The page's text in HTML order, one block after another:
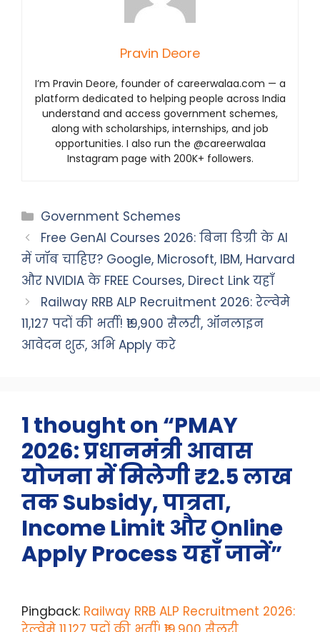
Pravin Deore
I’m Pravin Deore, founder of careerwalaa.com — a
platform dedicated to helping people across India
understand and access government schemes,
along with scholarships, internships, and job
opportunities. I also run the @careerwalaa
Instagram page with 200K+ followers.
Categories
Government Schemes
Free GenAI Courses 2026: बिना डिग्री के AI
में जॉब चाहिए? Google, Microsoft, IBM, Harvard
और NVIDIA के FREE Courses, Direct Link यहाँ
Railway RRB ALP Recruitment 2026: रेल्वेमे
11,127 पदों की भर्ती! ₹19,900 सैलरी, ऑनलाइन
आवेदन शुरू, अभि Apply करे
1 thought on “PMAY
2026: प्रधानमंत्री आवास
योजना में मिलेगी ₹2.5 लाख
तक Subsidy, पात्रता,
Income Limit और Online
Apply Process यहाँ जानें”
Pingback: Railway RRB ALP Recruitment 2026: